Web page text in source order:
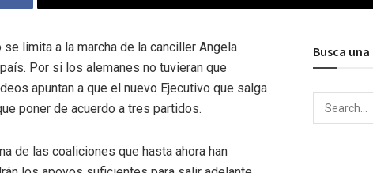
limita a la marcha de la canciller Angela
Por si los alemanes no tuvieran que
apuntan a que el nuevo Ejecutivo que salga
poner de acuerdo a tres partidos.
de las coaliciones que hasta ahora han
Busca